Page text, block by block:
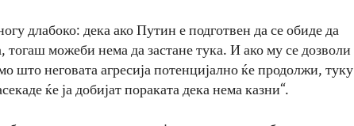
длабоко: дека ако Путин е подготвен да се обиде да
тогаш можеби нема да застане тука. И ако му се дозволи
што неговата агресија потенцијално ќе продолжи, туку
ќе ја добијат пораката дека нема казни“.